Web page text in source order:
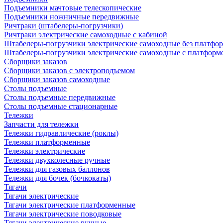
Подъемники мачтовые телескопические
Подъемники ножничные передвижные
Ричтраки (штабелеры-погрузчики)
Ричтраки электрические самоходные с кабиной
Штабелеры-погрузчики электрические самоходные без
Штабелеры-погрузчики электрические самоходные с
Сборщики заказов
Сборщики заказов с электроподъемом
Сборщики заказов самоходные
Столы подъемные
Столы подъемные передвижные
Столы подъемные стационарные
Тележки
Запчасти для тележки
Тележки гидравлические (роклы)
Тележки платформенные
Тележки электрические
Тележки двухколесные ручные
Тележки для газовых баллонов
Тележки для бочек (бочкокаты)
Тягачи
Тягачи электрические
Тягачи электрические платформенные
Тягачи электрические поводковые